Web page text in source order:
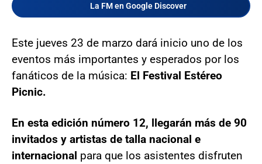
La FM en Google Discover
Este jueves 23 de marzo dará inicio uno de los
eventos más importantes y esperados por los
fanáticos de la música: El Festival Estéreo
Picnic.
En esta edición número 12, llegarán más de 90
invitados y artistas de talla nacional e
internacional para que los asistentes disfruten